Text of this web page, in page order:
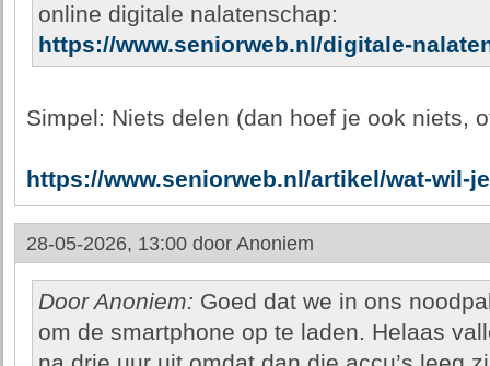
online digitale nalatenschap:
https://www.seniorweb.nl/digitale-
Simpel: Niets delen (dan hoef je ook niets,
https://www.seniorweb.nl/artikel/wat-wil-
28-05-2026, 13:00 door Anoniem
Door Anoniem: Goed dat we in ons
om de smartphone op te laden. Helaas